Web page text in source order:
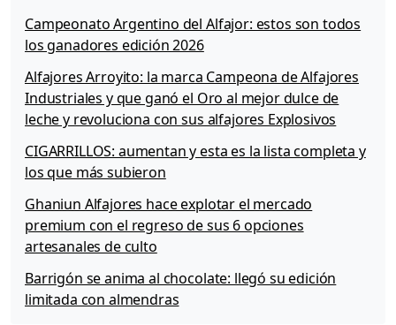
Campeonato Argentino del Alfajor: estos son todos
los ganadores edición 2026
Alfajores Arroyito: la marca Campeona de Alfajores
Industriales y que ganó el Oro al mejor dulce de
leche y revoluciona con sus alfajores Explosivos
CIGARRILLOS: aumentan y esta es la lista completa y
los que más subieron
Ghaniun Alfajores hace explotar el mercado
premium con el regreso de sus 6 opciones
artesanales de culto
Barrigón se anima al chocolate: llegó su edición
limitada con almendras